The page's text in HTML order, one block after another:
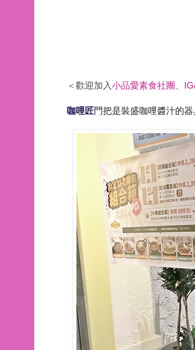
＜歡迎加入小品愛素食社團
咖哩匠門把是裝盛咖哩醬汁的器